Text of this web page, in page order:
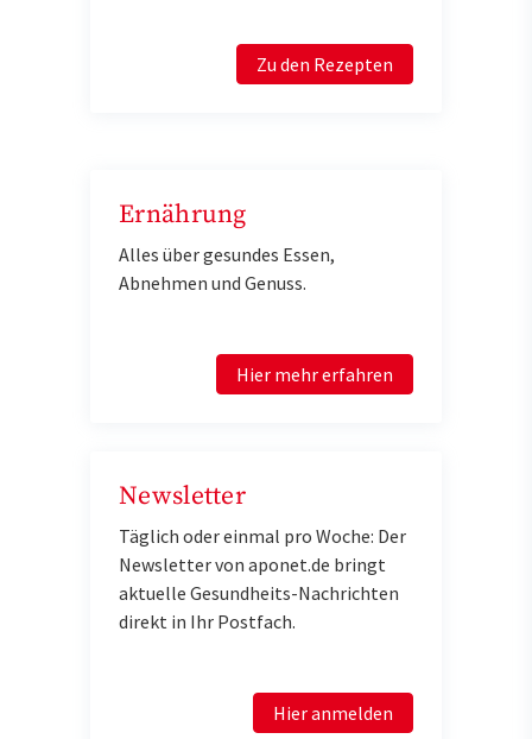
Zu den Rezepten
Ernährung
Alles über gesundes Essen,
Abnehmen und Genuss.
Hier mehr erfahren
Newsletter
Täglich oder einmal pro Woche: Der
Newsletter von aponet.de bringt
aktuelle Gesundheits-Nachrichten
direkt in Ihr Postfach.
Hier anmelden